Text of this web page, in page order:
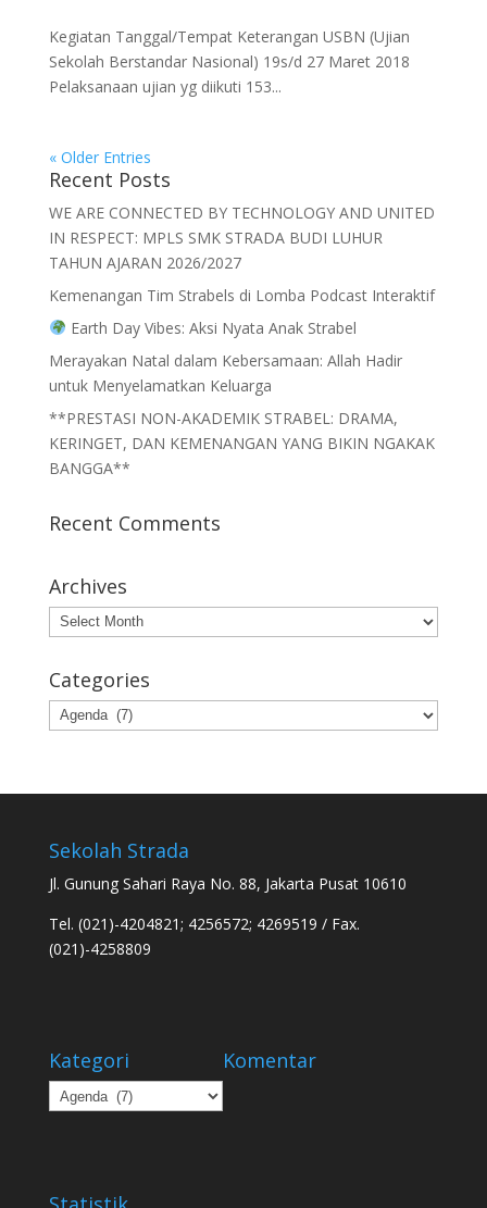
Kegiatan Tanggal/Tempat Keterangan USBN (Ujian
Sekolah Berstandar Nasional) 19s/d 27 Maret 2018
Pelaksanaan ujian yg diikuti 153...
« Older Entries
Recent Posts
WE ARE CONNECTED BY TECHNOLOGY AND UNITED
IN RESPECT: MPLS SMK STRADA BUDI LUHUR
TAHUN AJARAN 2026/2027
Kemenangan Tim Strabels di Lomba Podcast Interaktif
Earth Day Vibes: Aksi Nyata Anak Strabel
Merayakan Natal dalam Kebersamaan: Allah Hadir
untuk Menyelamatkan Keluarga
**PRESTASI NON-AKADEMIK STRABEL: DRAMA,
KERINGET, DAN KEMENANGAN YANG BIKIN NGAKAK
BANGGA**
Recent Comments
Archives
Archives
Categories
Categories
Sekolah Strada
Jl. Gunung Sahari Raya No. 88, Jakarta Pusat 10610
Tel. (021)-4204821; 4256572; 4269519 / Fax.
(021)-4258809
Kategori
Kategori
Komentar